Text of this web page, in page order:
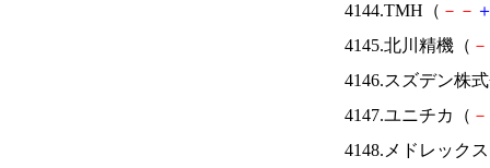
4144.TMH（ － －
4145.北川精機（ －
4146.スズデン株
4147.ユニチカ（ －
4148.メドレック